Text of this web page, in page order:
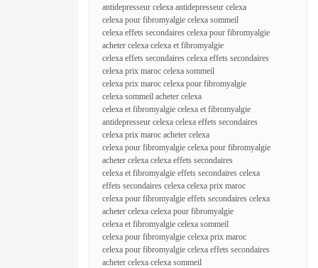
antidepresseur celexa antidepresseur celexa
celexa pour fibromyalgie celexa sommeil
celexa effets secondaires celexa pour fibromyalgie
acheter celexa celexa et fibromyalgie
celexa effets secondaires celexa effets secondaires
celexa prix maroc celexa sommeil
celexa prix maroc celexa pour fibromyalgie
celexa sommeil acheter celexa
celexa et fibromyalgie celexa et fibromyalgie
antidepresseur celexa celexa effets secondaires
celexa prix maroc acheter celexa
celexa pour fibromyalgie celexa pour fibromyalgie
acheter celexa celexa effets secondaires
celexa et fibromyalgie effets secondaires celexa
effets secondaires celexa celexa prix maroc
celexa pour fibromyalgie effets secondaires celexa
acheter celexa celexa pour fibromyalgie
celexa et fibromyalgie celexa sommeil
celexa pour fibromyalgie celexa prix maroc
celexa pour fibromyalgie celexa effets secondaires
acheter celexa celexa sommeil